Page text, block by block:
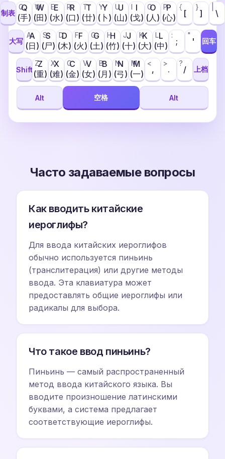
制表
Q
(手)
Q
W
(田)
W
E
(水)
E
R
(口)
R
T
(廿)
T
Y
(卜)
Y
U
(山)
U
I
(戈)
O
(人)
O
P
(心)
P
[
{
]
}
\
大写
A
(日)
A
S
(尸)
S
D
(木)
D
F
(火)
F
G
(土)
G
H
(竹)
H
J
(十)
J
K
(大)
K
L
(中)
L
;
:
'
"
回车
Shift
Z
(重)
Z
X
(难)
X
C
(金)
C
V
(女)
V
B
(月)
B
N
(弓)
N
M
(一)
M
,
<
.
>
/
?
上档
Alt 空格 Alt
Часто задаваемые вопросы
Как вводить китайские
иероглифы?
Для ввода китайских иероглифов
обычно используется пиньинь
(транслитерация) или другие методы
ввода. Эта клавиатура может
предоставлять общие иероглифы или
радикалы для выбора.
Что такое ввод пиньинь?
Пиньинь — самый распространенный
метод ввода китайского языка. Вы
вводите произношение латинскими
буквами, а система предлагает
соответствующие иероглифы.